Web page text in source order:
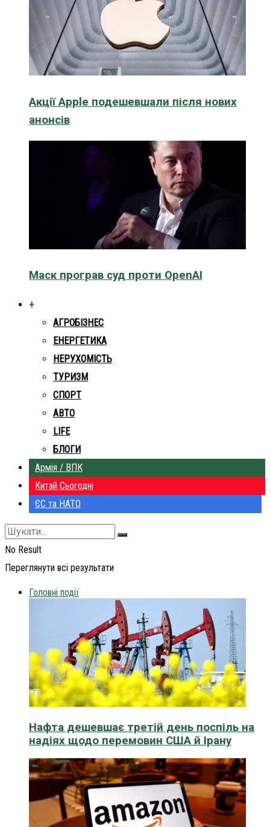
Акції Apple подешевшали після нових
анонсів
Маск програв суд проти OpenAI
+
АГРОБІЗНЕС
ЕНЕРГЕТИКА
НЕРУХОМІСТЬ
ТУРИЗМ
СПОРТ
АВТО
LIFE
БЛОГИ
Армія / ВПК
Китай Сьогодні
ЄС та НАТО
No Result
Переглянути всі результати
Головні події
Нафта дешевшає третій день поспіль на
надіях щодо перемовин США й Ірану